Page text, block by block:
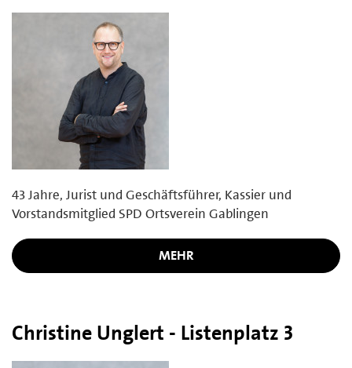
43 Jahre, Jurist und Geschäftsführer, Kassier und
Vorstandsmitglied SPD Ortsverein Gablingen
MEHR
Christine Unglert - Listenplatz 3